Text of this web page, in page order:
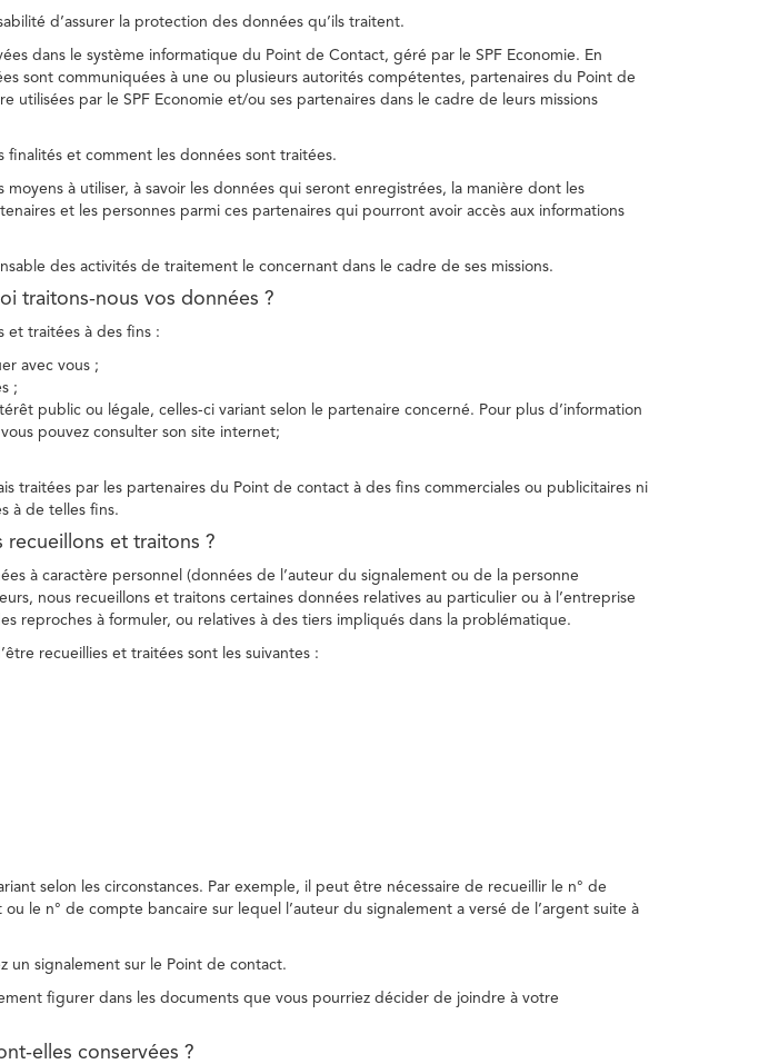
d’assurer la protection des données qu’ils traitent.
dans le système informatique du Point de Contact, géré par le SPF Economie. En
sont communiquées à une ou plusieurs autorités compétentes, partenaires du Point de
utilisées par le SPF Economie et/ou ses partenaires dans le cadre de leurs missions
finalités et comment les données sont traitées.
à utiliser, à savoir les données qui seront enregistrées, la manière dont les
et les personnes parmi ces partenaires qui pourront avoir accès aux informations
des activités de traitement le concernant dans le cadre de ses missions.
traitons-nous vos données ?
et traitées à des fins :
avec vous ;
;
public ou légale, celles-ci variant selon le partenaire concerné. Pour plus d’information
pouvez consulter son site internet;
traitées par les partenaires du Point de contact à des fins commerciales ou publicitaires ni
à de telles fins.
recueillons et traitons ?
à caractère personnel (données de l’auteur du signalement ou de la personne
nous recueillons et traitons certaines données relatives au particulier ou à l’entreprise
reproches à formuler, ou relatives à des tiers impliqués dans la problématique.
recueillies et traitées sont les suivantes :
selon les circonstances. Par exemple, il peut être nécessaire de recueillir le n° de
le n° de compte bancaire sur lequel l’auteur du signalement a versé de l’argent suite à
un signalement sur le Point de contact.
figurer dans les documents que vous pourriez décider de joindre à votre
elles conservées ?